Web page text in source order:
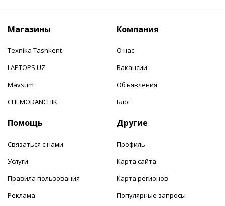
Магазины
Texnika Tashkent
LAPTOPS.UZ
Mavsum
CHEMODANCHIK
Компания
О нас
Вакансии
Объявления
Блог
Помощь
Связаться с нами
Услуги
Правила пользования
Реклама
Другие
Профиль
Карта сайта
Карта регионов
Популярные запросы